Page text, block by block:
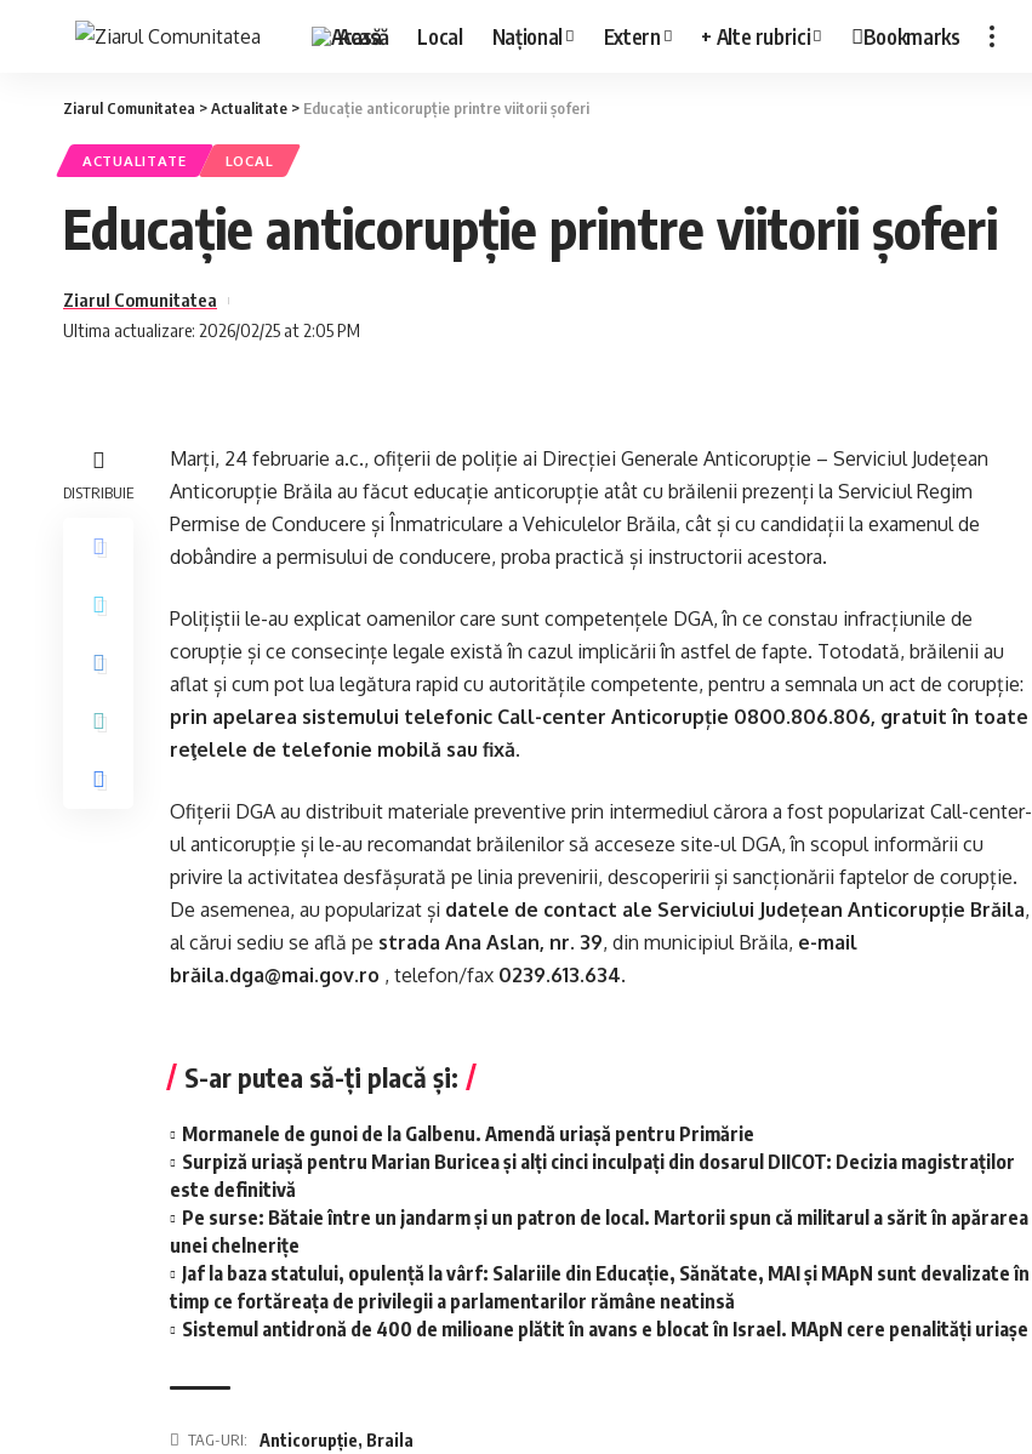
Acasă Local Național Extern + Alte rubrici Bookmarks
Ziarul Comunitatea >Actualitate > Educație anticorupție printre viitorii șoferi
ACTUALITATE LOCAL
Educație anticorupție printre viitorii șoferi
Ultima actualizare: 2026/02/25 at 2:05 PM
Ziarul Comunitatea
DISTRIBUIE
Marți, 24 februarie a.c., ofițerii de poliție ai Direcției Generale Anticorupție – Serviciul Județean
Anticorupție Brăila au făcut educație anticorupție atât cu brăilenii prezenți la Serviciul Regim
Permise de Conducere și Înmatriculare a Vehiculelor Brăila, cât și cu candidații la examenul de
dobândire a permisului de conducere, proba practică și instructorii acestora.
Polițiștii le-au explicat oamenilor care sunt competențele DGA, în ce constau infracțiunile de
corupție și ce consecințe legale există în cazul implicării în astfel de fapte. Totodată, brăilenii au
aflat și cum pot lua legătura rapid cu autoritățile competente, pentru a semnala un act de corupție:
prin apelarea sistemului telefonic Call-center Anticorupție 0800.806.806, gratuit în toate
reţelele de telefonie mobilă sau fixă.
Ofițerii DGA au distribuit materiale preventive prin intermediul cărora a fost popularizat Call-center-
ul anticorupţie și le-au recomandat brăilenilor să acceseze site-ul DGA, în scopul informării cu
privire la activitatea desfășurată pe linia prevenirii, descoperirii și sancționării faptelor de corupție.
De asemenea, au popularizat și datele de contact ale Serviciului Județean Anticorupție Brăila,
al cărui sediu se află pe strada Ana Aslan, nr. 39, din municipiul Brăila, e-mail
brăila.dga@mai.gov.ro , telefon/fax 0239.613.634.
S-ar putea să-ți placă și:
Mormanele de gunoi de la Galbenu. Amendă uriașă pentru Primărie
Surpiză uriașă pentru Marian Buricea și alți cinci inculpați din dosarul DIICOT: Decizia magistraților
este definitivă
Pe surse: Bătaie între un jandarm și un patron de local. Martorii spun că militarul a sărit în apărarea
unei chelnerițe
Jaf la baza statului, opulență la vârf: Salariile din Educație, Sănătate, MAI și MApN sunt devalizate în
timp ce fortăreața de privilegii a parlamentarilor rămâne neatinsă
Sistemul antidronă de 400 de milioane plătit în avans e blocat în Israel. MApN cere penalități uriașe
TAG-URI: Anticorupție, Braila